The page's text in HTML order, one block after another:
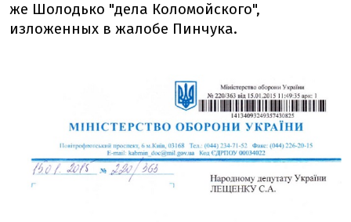
же Шолодько "дела Коломойского",
изложенных в жалобе Пинчука.